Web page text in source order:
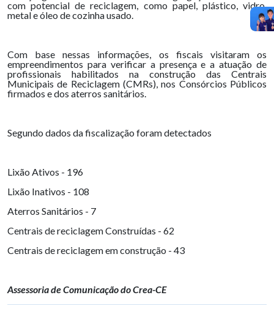
com potencial de reciclagem, como papel, plástico, vidro,
metal e óleo de cozinha usado.
Com base nessas informações, os fiscais visitaram os
empreendimentos para verificar a presença e a atuação de
profissionais habilitados na construção das Centrais
Municipais de Reciclagem (CMRs), nos Consórcios Públicos
firmados e dos aterros sanitários.
Segundo dados da fiscalização foram detectados
Lixão Ativos - 196
Lixão Inativos - 108
Aterros Sanitários - 7
Centrais de reciclagem Construídas - 62
Centrais de reciclagem em construção - 43
Assessoria de Comunicação do Crea-CE